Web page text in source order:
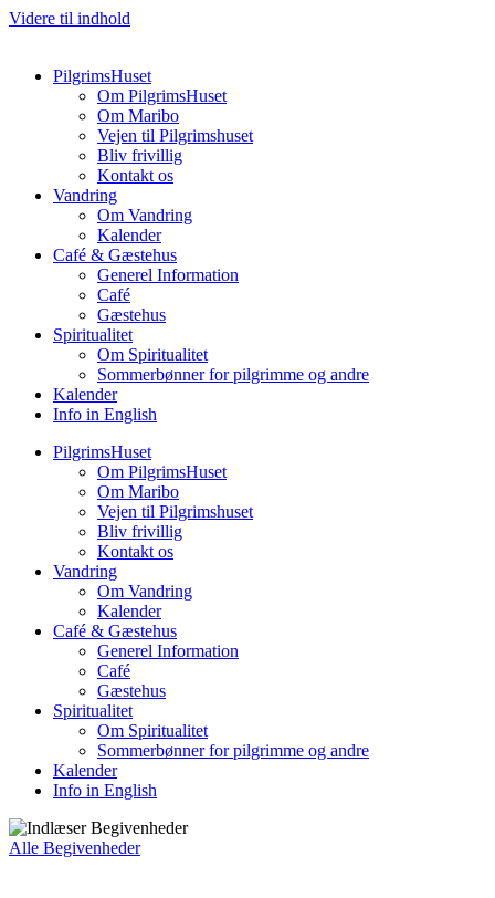
Videre til indhold
PilgrimsHuset
Om PilgrimsHuset
Om Maribo
Vejen til Pilgrimshuset
Bliv frivillig
Kontakt os
Vandring
Om Vandring
Kalender
Café & Gæstehus
Generel Information
Café
Gæstehus
Spiritualitet
Om Spiritualitet
Sommerbønner for pilgrimme og andre
Kalender
Info in English
PilgrimsHuset
Om PilgrimsHuset
Om Maribo
Vejen til Pilgrimshuset
Bliv frivillig
Kontakt os
Vandring
Om Vandring
Kalender
Café & Gæstehus
Generel Information
Café
Gæstehus
Spiritualitet
Om Spiritualitet
Sommerbønner for pilgrimme og andre
Kalender
Info in English
Alle Begivenheder